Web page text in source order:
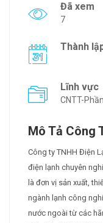
Đã xem
7
Thành
Lĩnh vực
CNTT-
Mô Tả Công
Công ty TNHH Điện
điện lạnh chuyên
là đơn vị sản xuất,
ngành lạnh công
nước ngoài từ các